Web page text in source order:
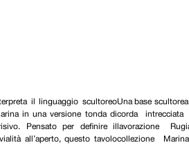
il linguaggio scultoreo
in una versione tonda di
Pensato per definire il
all’aperto, questo tavolo
Una base
corda
lavorazione
collezione